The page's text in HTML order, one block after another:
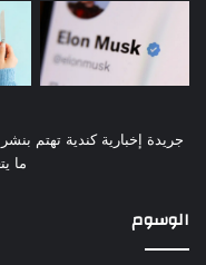
جريدة إخبارية كندية تهتم بنشر
ما
الوسوم